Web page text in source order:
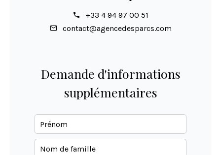
+33 4 94 97 00 51
contact@agencedesparcs.com
Demande d'informations
supplémentaires